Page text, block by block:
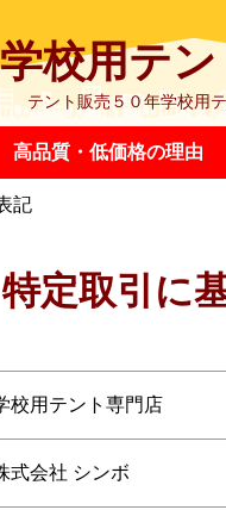
学校用テ
テント販売５０年学校用
高品質・低価格の理由
記
特定取引に
校用テント専門店
式会社 シンボ